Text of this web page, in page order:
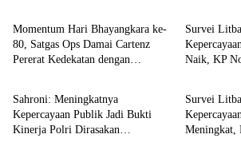
Momentum Hari Bhayangkara ke-
80, Satgas Ops Damai Cartenz
Pererat Kedekatan dengan
Survei
Naik, KP
DPR RI
Sahroni: Meningkatnya
Kepercayaan Publik Jadi Bukti
Kinerja Polri Dirasakan
TNI -
Survei
Meningkat,